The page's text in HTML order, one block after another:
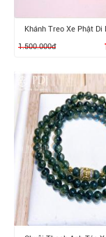
XEM CHI
1.500.000đ